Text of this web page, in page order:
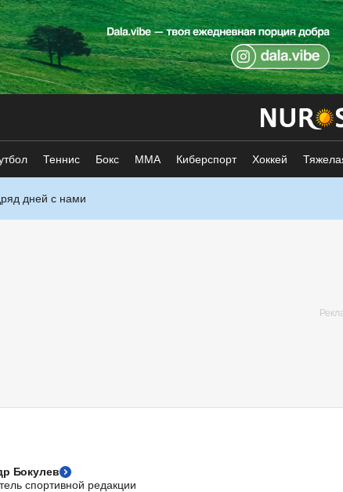
Теннис Бокс ММА Киберспорт Хоккей
дней с нами
Бокулев
спортивной редакции